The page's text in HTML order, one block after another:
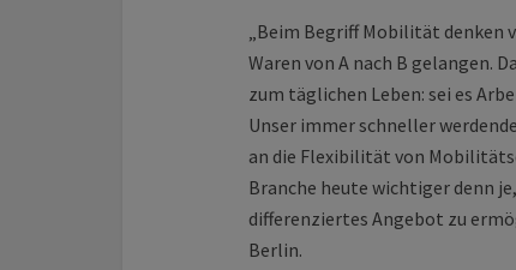
„Beim Begriff Mobilität denken
Waren von A nach B gelangen.
zum täglichen Leben: sei es
Unser immer schneller
an die Flexibilität von
Branche heute wichtiger denn
differenziertes Angebot zu
Berlin.